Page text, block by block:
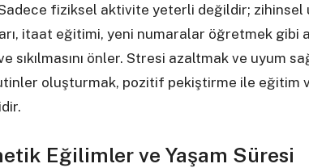
fiziksel aktivite yeterli değildir; zihinsel
itaat eğitimi, yeni numaralar öğretmek gibi
sıkılmasını önler. Stresi azaltmak ve uyum
oluşturmak, pozitif pekiştirme ile eğitim
Eğilimler ve Yaşam Süresi